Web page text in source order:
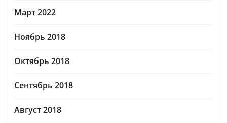
Март 2022
Ноябрь 2018
Октябрь 2018
Сентябрь 2018
Август 2018